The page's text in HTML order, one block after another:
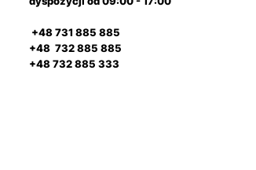
+48 731 885 885
+48 732 885 885
+48 732 885 333